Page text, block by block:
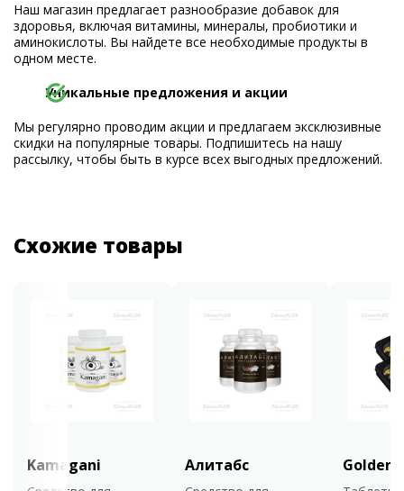
Наш магазин предлагает разнообразие добавок для
здоровья, включая витамины, минералы, пробиотики и
аминокислоты. Вы найдете все необходимые продукты в
одном месте.
Уникальные предложения и акции
Мы регулярно проводим акции и предлагаем эксклюзивные
скидки на популярные товары. Подпишитесь на нашу
рассылку, чтобы быть в курсе всех выгодных предложений.
Схожие товары
Kamagani Алитабс Golden